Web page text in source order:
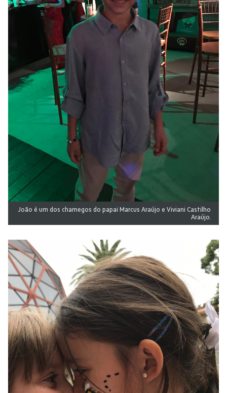
João é um dos chamegos do papai Marcus Araújo e Viviani Castilho
Araújo.